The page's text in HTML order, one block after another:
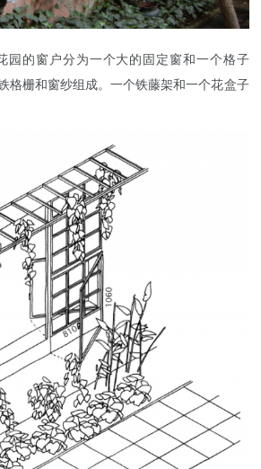
园的窗户分为一个大的固定窗和一个格子
格栅和窗纱组成。一个铁藤架和一个花盒子